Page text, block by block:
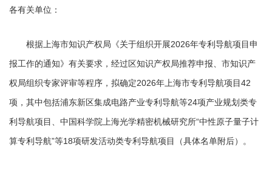
各有关单位：
根据上海市知识产权局《关于组织开展2026年专利导航项目申
报工作的通知》有关要求，经过区知识产权局推荐申报、市知识产
权局组织专家评审等程序，拟确定2026年上海市专利导航项目42
项，其中包括浦东新区集成电路产业专利导航等24项产业规划类专
利导航项目、中国科学院上海光学精密机械研究所“中性原子量子计
算专利导航”等18项研发活动类专利导航项目（具体名单附后）。